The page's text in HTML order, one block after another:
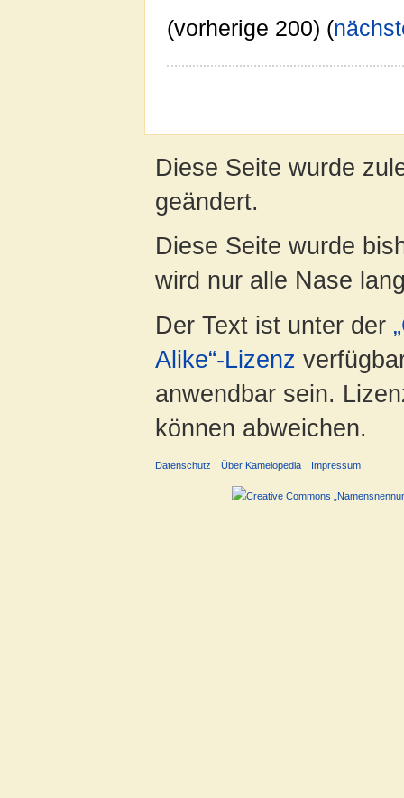
(vorherige 200) (
Diese Seite wurde
geändert.
Diese Seite wurde
wird nur alle Nase
Der Text ist unter der
Alike“-Lizenz
anwendbar sein.
können abweichen.
Datenschutz Über Kamelopedia Impressum